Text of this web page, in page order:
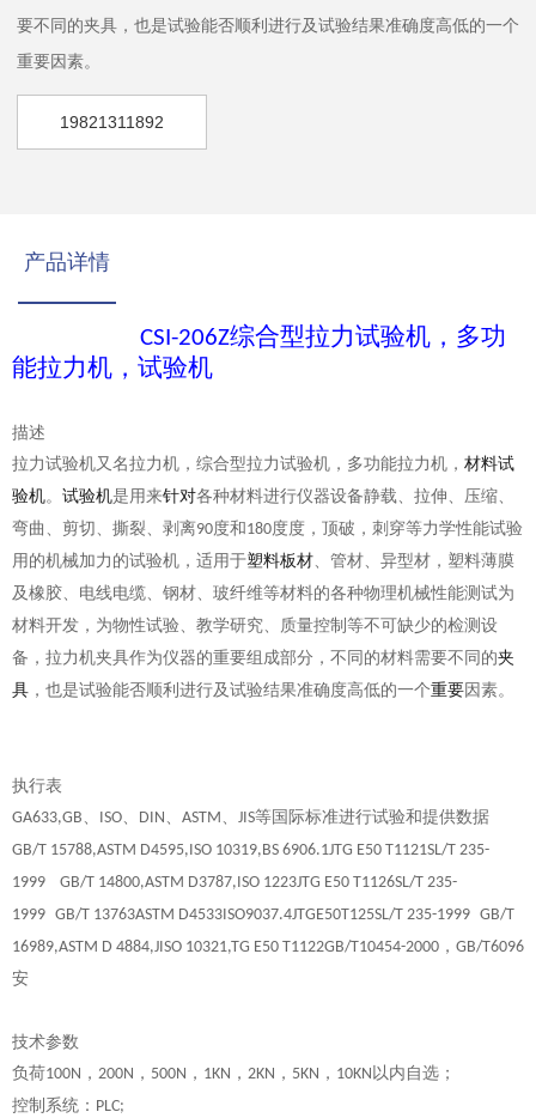
要不同的夹具，也是试验能否顺利进行及试验结果准确度高低的一个
重要因素。
19821311892
产品详情
CSI-206Z综合型拉力试验机 ， 多功
能拉力机，试验机
描述
拉力试验机又名拉力机，综合型拉力试验机，多功能拉力机， 材料试
验机。 试验机是用来针对各种材料进行仪器设备静载、拉伸、压缩、
弯曲、剪切、撕裂、剥离90度和 180度度 ， 顶破，刺穿等力学性能试验
用的机械加力的试验机，适用于塑料板材、管材、异型材，塑料薄膜
及橡胶、电线电缆、钢材、玻纤维等材料的各种物理机械性能测试为
材料开发，为物性试验、教学研究、质量控制等不可缺少的检测设
备，拉力机夹具作为仪器的重要组成部分，不同的材料需要不同的夹
具 ，也是试验能否顺利进行及试验结果准确度高低的一个重要因素。
执行表
GA633,GB、 ISO、 DIN、 ASTM、 JIS等国际标准进行试验和提供数据
GB/T 15788,ASTM D4595,ISO 10319,BS 6906.1JTG E50 T1121SL/T 235-
1999
GB/T 14800,ASTM D3787,ISO 1223JTG E50 T1126SL/T 235-
1999 GB/T 13763ASTM D4533ISO9037.4JTGE50T125SL/T 235-1999 GB/T
16989,ASTM D 4884,JISO 10321,TG E50 T1122GB/T10454-2000 ， GB/T6096
安
技术参数
负荷100N ， 200N ， 500N ， 1KN ， 2KN ， 5KN ， 10KN 以内自选；
控制系统： PLC;